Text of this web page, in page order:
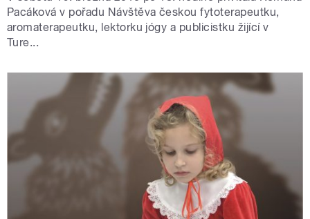
Pacáková v pořadu Návštěva českou fytoterapeutku,
aromaterapeutku, lektorku jógy a publicistku žijící v
Ture...